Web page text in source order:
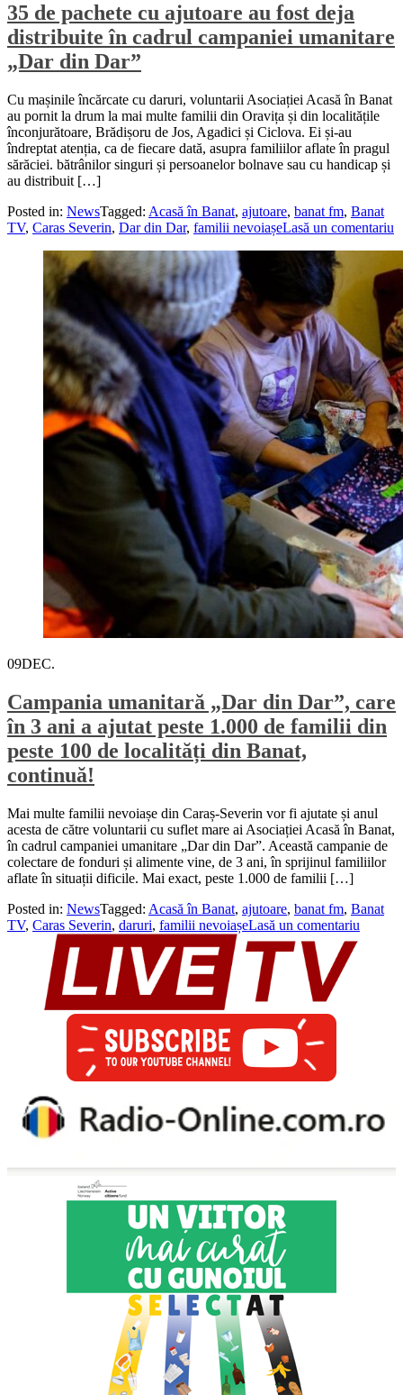
35 de pachete cu ajutoare au fost deja
distribuite în cadrul campaniei umanitare
„Dar din Dar”
Cu mașinile încărcate cu daruri, voluntarii Asociației Acasă în Banat
au pornit la drum la mai multe familii din Oravița și din localitățile
înconjurătoare, Brădișoru de Jos, Agadici și Ciclova. Ei și-au
îndreptat atenția, ca de fiecare dată, asupra familiilor aflate în pragul
sărăciei. bătrânilor singuri și persoanelor bolnave sau cu handicap și
au distribuit […]
Posted in: NewsTagged: Acasă în Banat, ajutoare, banat fm, Banat
TV, Caras Severin, Dar din Dar, familii nevoiașeLasă un comentariu
09DEC.
Campania umanitară „Dar din Dar”, care
în 3 ani a ajutat peste 1.000 de familii din
peste 100 de localități din Banat,
continuă!
Mai multe familii nevoiașe din Caraș-Severin vor fi ajutate și anul
acesta de către voluntarii cu suflet mare ai Asociației Acasă în Banat,
în cadrul campaniei umanitare „Dar din Dar”. Această campanie de
colectare de fonduri și alimente vine, de 3 ani, în sprijinul familiilor
aflate în situații dificile. Mai exact, peste 1.000 de familii […]
Posted in: NewsTagged: Acasă în Banat, ajutoare, banat fm, Banat
TV, Caras Severin, daruri, familii nevoiașeLasă un comentariu